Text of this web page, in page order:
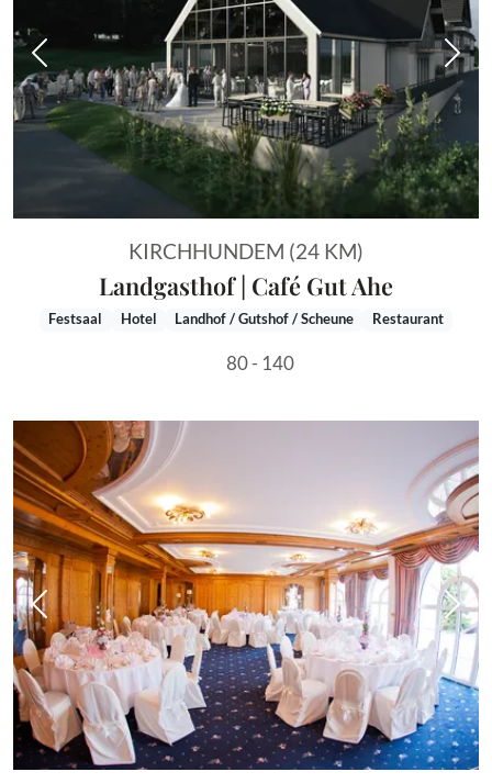
Vorheriges Bild
KIRCHHUNDEM (24 KM)
Landgasthof | Café Gut Ahe
Festsaal Hotel Landhof / Gutshof / Scheune Restaurant
80 - 140
Vorheriges Bild